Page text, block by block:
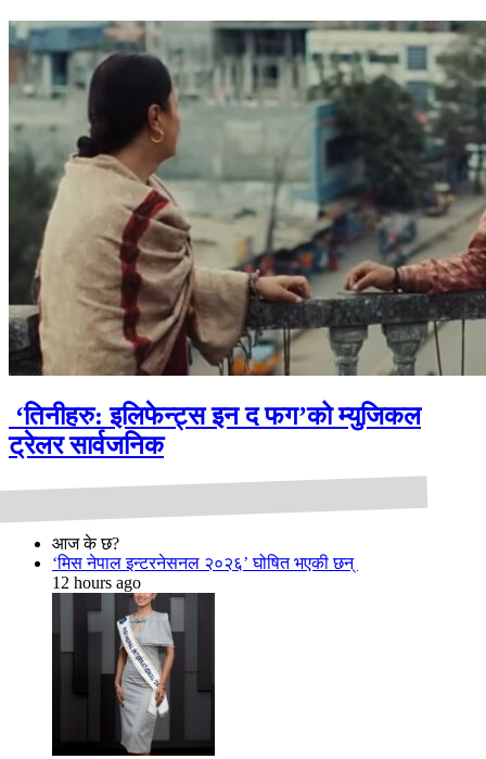
‘तिनीहरु: इलिफेन्ट्स इन द फग’को म्युजिकल
ट्रेलर सार्वजनिक
आज के छ?
‘मिस नेपाल इन्टरनेसनल २०२६’ घोषित भएकी छन्
12 hours ago